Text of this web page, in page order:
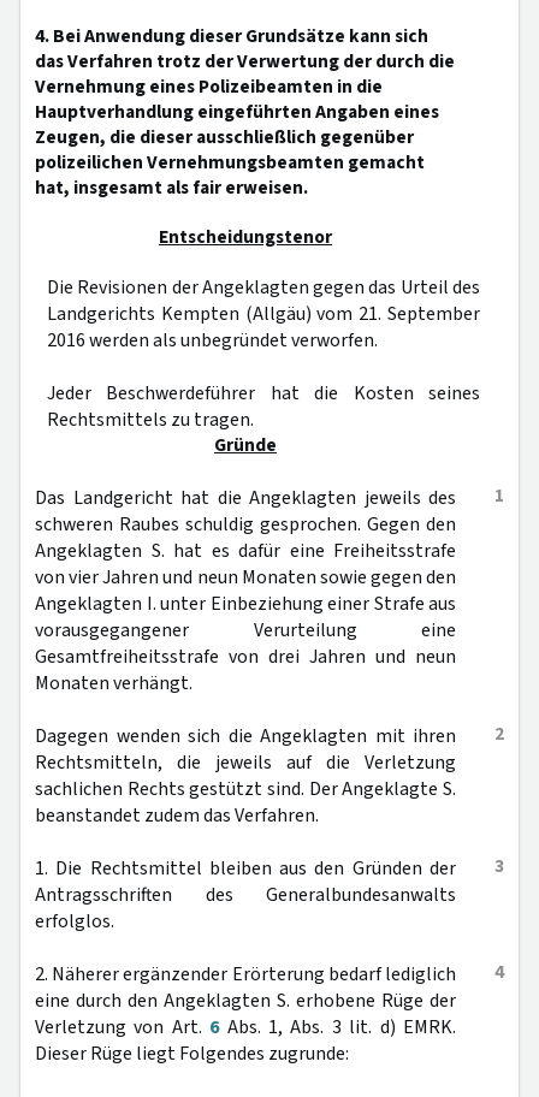
4. Bei Anwendung dieser Grundsätze kann sich
das Verfahren trotz der Verwertung der durch die
Vernehmung eines Polizeibeamten in die
Hauptverhandlung eingeführten Angaben eines
Zeugen, die dieser ausschließlich gegenüber
polizeilichen Vernehmungsbeamten gemacht
hat, insgesamt als fair erweisen.
Entscheidungstenor
Die Revisionen der Angeklagten gegen das Urteil des
Landgerichts Kempten (Allgäu) vom 21. September
2016 werden als unbegründet verworfen.
Jeder Beschwerdeführer hat die Kosten seines
Rechtsmittels zu tragen.
Gründe
1
Das Landgericht hat die Angeklagten jeweils des
schweren Raubes schuldig gesprochen. Gegen den
Angeklagten S. hat es dafür eine Freiheitsstrafe
von vier Jahren und neun Monaten sowie gegen den
Angeklagten I. unter Einbeziehung einer Strafe aus
vorausgegangener Verurteilung eine
Gesamtfreiheitsstrafe von drei Jahren und neun
Monaten verhängt.
2
Dagegen wenden sich die Angeklagten mit ihren
Rechtsmitteln, die jeweils auf die Verletzung
sachlichen Rechts gestützt sind. Der Angeklagte S.
beanstandet zudem das Verfahren.
3
1. Die Rechtsmittel bleiben aus den Gründen der
Antragsschriften des Generalbundesanwalts
erfolglos.
4
2. Näherer ergänzender Erörterung bedarf lediglich
eine durch den Angeklagten S. erhobene Rüge der
Verletzung von Art. 6Abs. 1, Abs. 3 lit. d) EMRK.
Dieser Rüge liegt Folgendes zugrunde: